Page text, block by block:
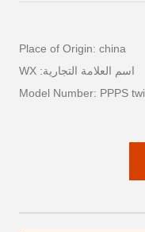
Place of Origin: china
اسم العلامة التجارية: WX
Model Number: PPPS